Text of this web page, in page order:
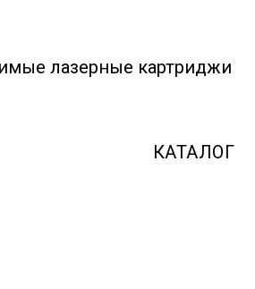
лазерные картриджи
КАТАЛОГ